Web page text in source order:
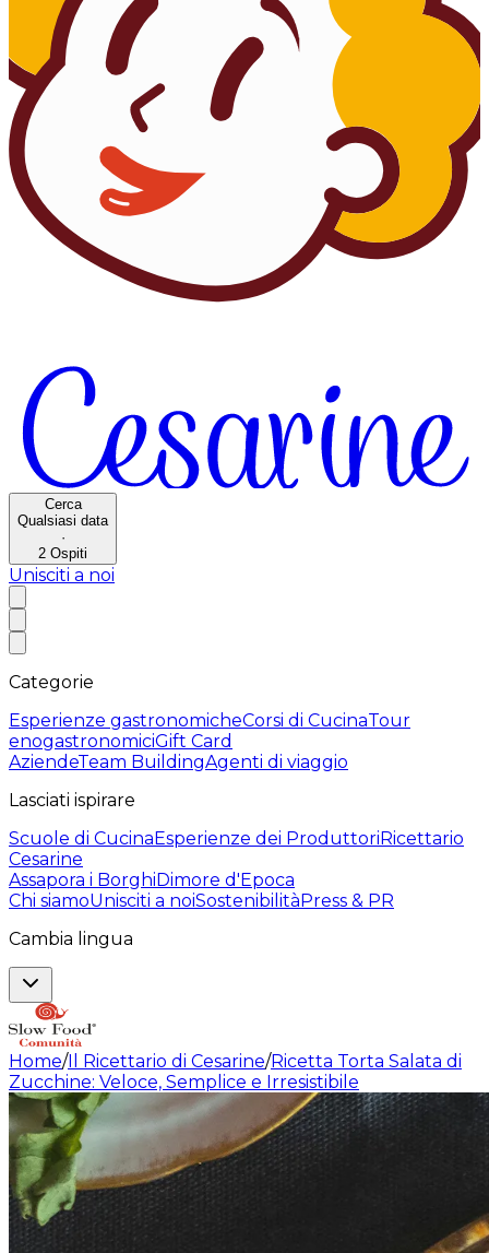
Cerca
Qualsiasi data
·
2 Ospiti
Unisciti a noi
Categorie
Esperienze gastronomicheCorsi di CucinaTour
enogastronomiciGift Card
AziendeTeam BuildingAgenti di viaggio
Lasciati ispirare
Scuole di CucinaEsperienze dei ProduttoriRicettario
Cesarine
Assapora i BorghiDimore d'Epoca
Chi siamoUnisciti a noiSostenibilitàPress & PR
Cambia lingua
Home/Il Ricettario di Cesarine/Ricetta Torta Salata di
Zucchine: Veloce, Semplice e Irresistibile